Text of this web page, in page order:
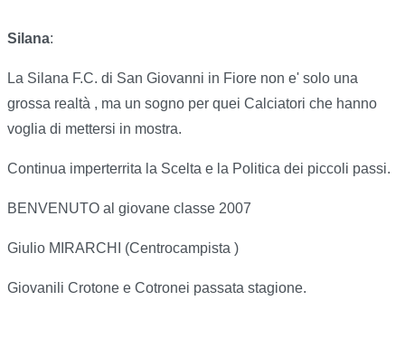
Silana:
La Silana F.C. di San Giovanni in Fiore non e' solo una
grossa realtà , ma un sogno per quei Calciatori che hanno
voglia di mettersi in mostra.
Continua imperterrita la Scelta e la Politica dei piccoli passi.
BENVENUTO al giovane classe 2007
Giulio MIRARCHI (Centrocampista )
Giovanili Crotone e Cotronei passata stagione.